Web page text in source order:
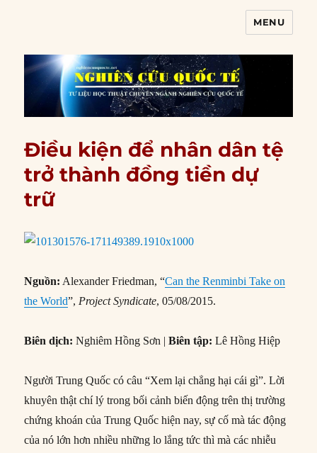
MENU
Điều kiện để nhân dân tệ
trở thành đồng tiền dự
trữ
Nguồn: Alexander Friedman, “Can the Renminbi Take on
the World”,Project Syndicate, 05/08/2015.
Biên dịch: Nghiêm Hồng Sơn |Biên tập: Lê Hồng Hiệp
Người Trung Quốc có câu “Xem lại chẳng hại cái gì”. Lời
khuyên thật chí lý trong bối cảnh biến động trên thị trường
chứng khoán của Trung Quốc hiện nay, sự cố mà tác động
của nó lớn hơn nhiều những lo lắng tức thì mà các nhiễu